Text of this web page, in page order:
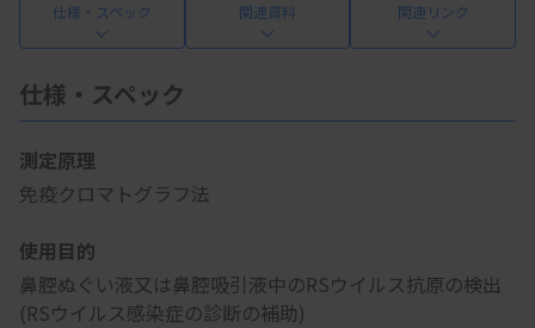
仕様・スペック 関連資料 関連リンク
仕様・スペック
測定原理
免疫クロマトグラフ法
使用目的
鼻腔ぬぐい液又は鼻腔吸引液中のRSウイルス抗原の検出
(RSウイルス感染症の診断の補助)